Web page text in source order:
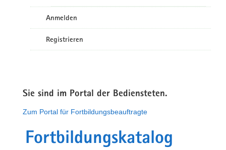
Anmelden
Registrieren
Sie sind im Portal der Bediensteten.
Zum Portal für Fortbildungsbeauftragte
Fortbildungskatalog